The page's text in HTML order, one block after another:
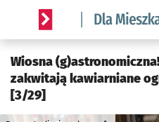
Serwis informacyjny
Wiosna
zakwitają kawiarniane
[3/29]